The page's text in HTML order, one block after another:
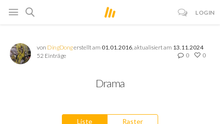
LOGIN
von DingDongerstellt am 01.01.2016 , aktualisiert am 13.11.2024
52 Einträge
0 0
Drama
Liste Raster